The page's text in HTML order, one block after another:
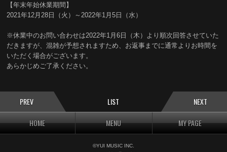
【年末年始休業期間】
2021年12月28日（火）～2022年1月5日（水）
※休業中のお問い合わせは2022年1月6日（木）より順次回答させていた
だきますが、混雑が予想されますため、お返事までに通常よりお時間を
いただく場合がございます。
あらかじめご了承ください。
PREV LIST
NEXT
HOME
MENU MY PAGE
©YUI MUSIC INC.